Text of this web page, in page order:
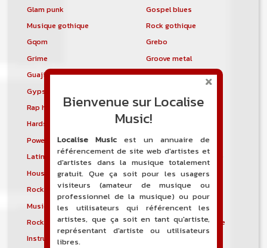
Glam punk
Gospel blues
Musique gothique
Rock gothique
Gqom
Grebo
Grime
Groove metal
Guajira
Guaracha
Gypsy punk
Rap hardcore
Industrial hardcore
Hardstep
Hardstyle
Power noise
Heavenly voices
Latin metal
Musique hindoustanie
House progressive
Tropical house
Rock indépendant
Indietronica
Musique industrielle
Metal industriel
Rock industriel
Musique instrumentale
Instrumental
Bienvenue sur Localise
Music!
Localise Music est un annuaire de
référencement de site web d'artistes et
d'artistes dans la musique totalement
gratuit. Que ça soit pour les usagers
visiteurs (amateur de musique ou
professionnel de la musique) ou pour
les utilisateurs qui référencent les
artistes, que ça soit en tant qu'artiste,
représentant d'artiste ou utilisateurs
libres.